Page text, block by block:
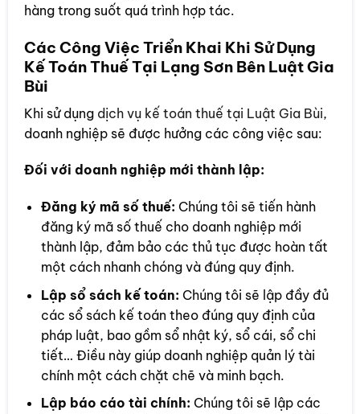
hàng trong suốt quá trình hợp tác.
Các Công Việc Triển Khai Khi Sử Dụng
Kế Toán Thuế Tại Lạng Sơn Bên Luật Gia
Bùi
Khi sử dụng dịch vụ kế toán thuế tại Luật Gia Bùi,
doanh nghiệp sẽ được hưởng các công việc sau:
Đối với doanh nghiệp mới thành lập:
Đăng ký mã số thuế: Chúng tôi sẽ tiến hành
đăng ký mã số thuế cho doanh nghiệp mới
thành lập, đảm bảo các thủ tục được hoàn tất
một cách nhanh chóng và đúng quy định.
Lập sổ sách kế toán: Chúng tôi sẽ lập đầy đủ
các sổ sách kế toán theo đúng quy định của
pháp luật, bao gồm sổ nhật ký, sổ cái, sổ chi
tiết… Điều này giúp doanh nghiệp quản lý tài
chính một cách chặt chẽ và minh bạch.
Lập báo cáo tài chính: Chúng tôi sẽ lập các